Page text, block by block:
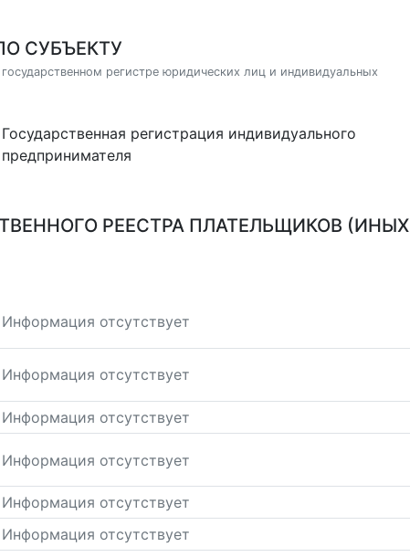
СУБЪЕКТУ
регистре юридических лиц и индивидуальных
Государственная регистрация индивидуального
предпринимателя
РЕЕСТРА ПЛАТЕЛЬЩИКОВ (ИНЫХ
Информация отсутствует
Информация отсутствует
Информация отсутствует
Информация отсутствует
Информация отсутствует
Информация отсутствует